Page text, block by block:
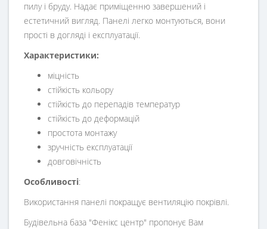
пилу і бруду. Надає приміщенню завершений і
естетичний вигляд. Панелі легко монтуються, вони
прості в догляді і експлуатації.
Характеристики:
міцність
стійкість кольору
стійкість до перепадів температур
стійкість до деформацій
простота монтажу
зручність експлуатації
довговічність
Особливості:
Використання панелі покращує вентиляцію покрівлі.
Будівельна база "Фенікс центр" пропонує Вам